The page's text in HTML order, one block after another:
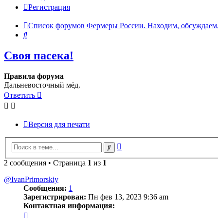
Регистрация
Список форумов Фермеры России. Находим,
Поиск
Своя пасека!
Правила форума
Дальневосточный мёд.
Ответить
Версия для печати
Поиск
2 сообщения • Страница 1 из 1
@IvanPrimorskiy
Сообщения: 1
Зарегистрирован: Пн фев 13, 2023 9:36 am
Контактная информация: